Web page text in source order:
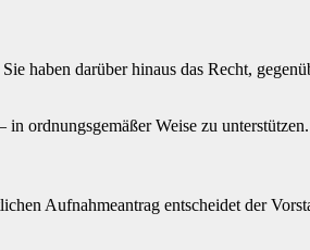
haben darüber hinaus das Recht,
ordnungsgemäßer Weise zu unterstützen.
Aufnahmeantrag entscheidet der